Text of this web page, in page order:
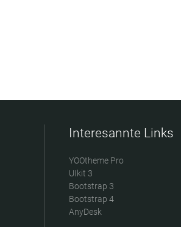
Interesannte Links
YOOtheme Pro
UIkit 3
Bootstrap 3
Bootstrap 4
AnyDesk